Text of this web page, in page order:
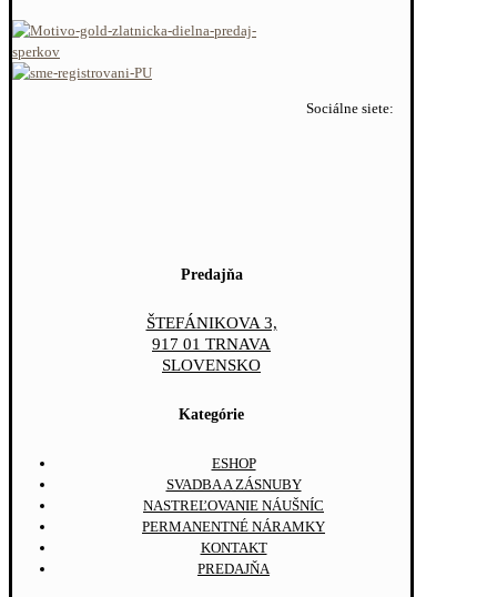
stránke
Sociálne siete:
Predajňa
ŠTEFÁNIKOVA 3,
917 01 TRNAVA
SLOVENSKO
Kategórie
ESHOP
SVADBA A ZÁSNUBY
NASTREĽOVANIE NÁUŠNÍC
PERMANENTNÉ NÁRAMKY
KONTAKT
PREDAJŇA